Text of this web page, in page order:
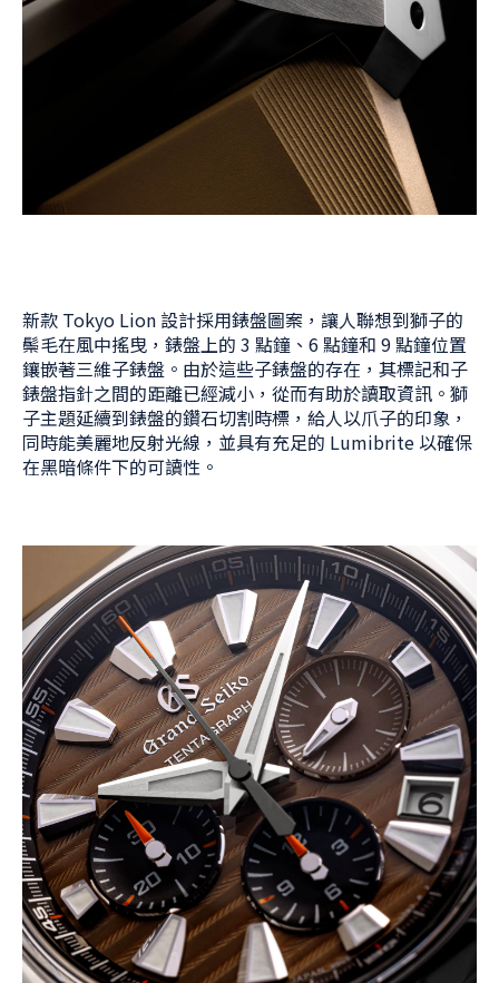
新款 Tokyo Lion 設計採用錶盤圖案，讓人聯想到獅子的
鬃毛在風中搖曳，錶盤上的 3 點鐘、6 點鐘和 9 點鐘位置
鑲嵌著三維子錶盤。由於這些子錶盤的存在，其標記和子
錶盤指針之間的距離已經減小，從而有助於讀取資訊。獅
子主題延續到錶盤的鑽石切割時標，給人以爪子的印象，
同時能美麗地反射光線，並具有充足的 Lumibrite 以確保
在黑暗條件下的可讀性。